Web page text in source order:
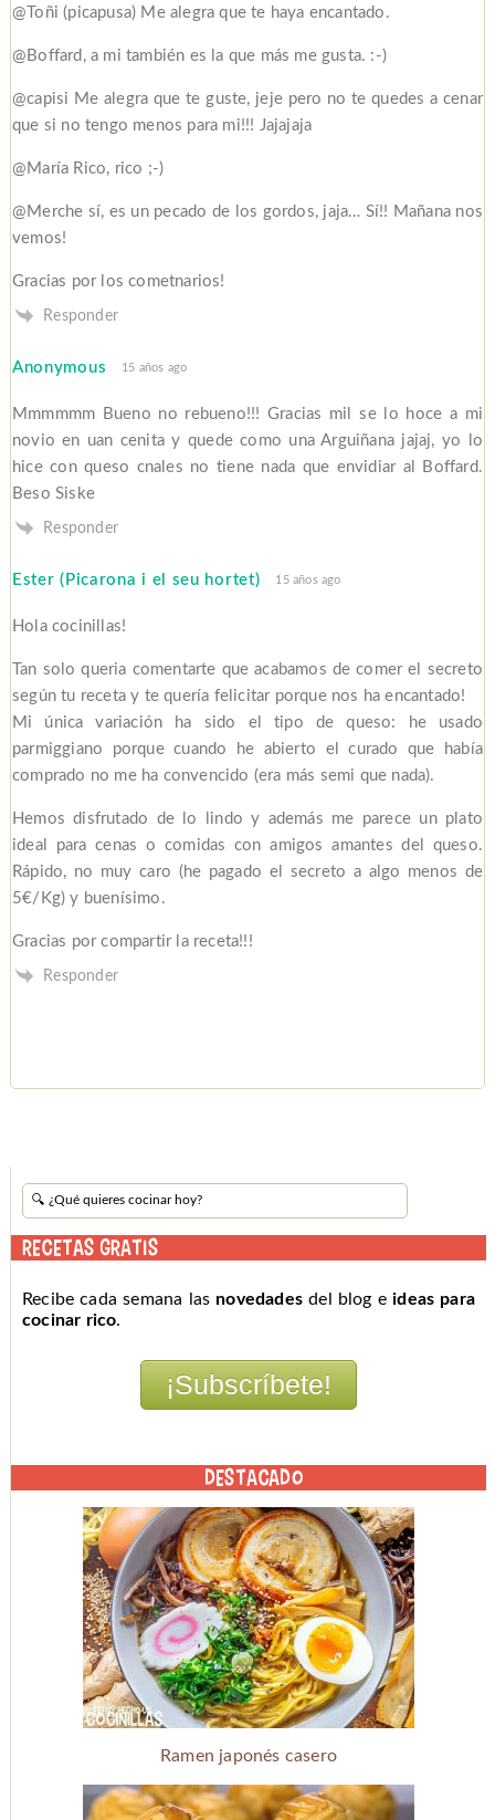
@Toñi (picapusa) Me alegra que te haya encantado.
@Boffard, a mi también es la que más me gusta. :-)
@capisi Me alegra que te guste, jeje pero no te quedes a cenar
que si no tengo menos para mi!!! Jajajaja
@María Rico, rico ;-)
@Merche sí, es un pecado de los gordos, jaja… Sí!! Mañana nos
vemos!
Gracias por los cometnarios!
Responder
Anonymous 15 años ago
Mmmmmm Bueno no rebueno!!! Gracias mil se lo hoce a mi
novio en uan cenita y quede como una Arguiñana jajaj, yo lo
hice con queso cnales no tiene nada que envidiar al Boffard.
Beso Siske
Responder
Ester (Picarona i el seu hortet) 15 años ago
Hola cocinillas!
Tan solo queria comentarte que acabamos de comer el secreto
según tu receta y te quería felicitar porque nos ha encantado!
Mi única variación ha sido el tipo de queso: he usado
parmiggiano porque cuando he abierto el curado que había
comprado no me ha convencido (era más semi que nada).
Hemos disfrutado de lo lindo y además me parece un plato
ideal para cenas o comidas con amigos amantes del queso.
Rápido, no muy caro (he pagado el secreto a algo menos de
5€/Kg) y buenísimo.
Gracias por compartir la receta!!!
Responder
RECETAS GRATIS
Recibe cada semana las novedades del blog eideas para
cocinar rico.
DESTACADO
Ramen japonés casero